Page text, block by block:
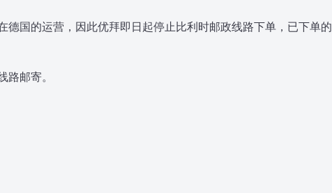
德国的运营，因此优拜即日起停止比利时邮政线路下单，已下单的
邮寄。